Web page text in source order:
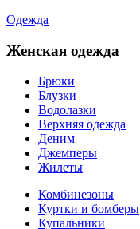
Одежда
Женская одежда
Брюки
Блузки
Водолазки
Верхняя одежда
Деним
Джемперы
Жилеты
Комбинезоны
Куртки и бомберы
Купальники